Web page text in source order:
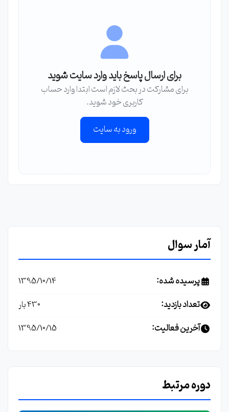
برای ارسال پاسخ باید وارد سایت شوید
برای مشارکت در بحث لازم است ابتدا وارد حساب
کاربری خود شوید.
ورود به سایت
آمار سوال
پرسیده شده: 1395/10/14
تعداد بازدید: 430 بار
آخرین فعالیت: 1395/10/15
دوره مرتبط